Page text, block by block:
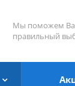
Мы поможем
правильный